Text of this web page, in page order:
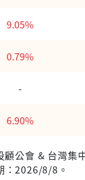
9.05%
0.79%
-
6.90%
公會 & 台灣集
：2026/8/8。